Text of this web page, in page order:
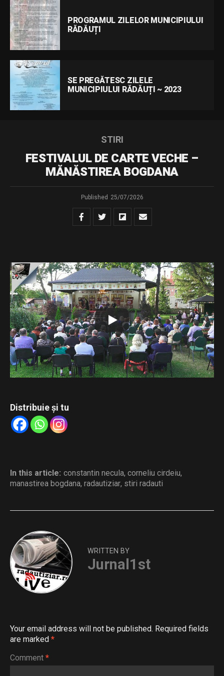
PROGRAMUL ZILELOR MUNICIPIULUI
RĂDĂUȚI
SE PREGĂTESC ZILELE
MUNICIPIULUI RĂDĂUȚI ~ 2023
STIRI
FESTIVALUL DE CARTE VECHE –
MĂNĂSTIREA BOGDANA
Published 25/07/2026
Urmăriți transmisiunea LIVE de la Mănăstirea Bogdana a
celei de-a doua ediții a Festivalului de Carte Veche
„Tipăriturile bisericești – punte între trecut, prezent și
viitor”.
Conferința susținută de părintele Constantin Necula,
intitulată „Cartea scrisă – remediul duhovnicesc al
însingurării culturale”, și recitalul de muzică veche susținut
de părintele arhidiacon Ieremia Sărmaș.
Distribuie și tu
In this article: constantin necula, corneliu cirdeiu,
manastirea bogdana, radautiziar, stiri radauti
WRITTEN BY
Jurnal1st
Your email address will not be published. Required fields
are marked *
Comment *